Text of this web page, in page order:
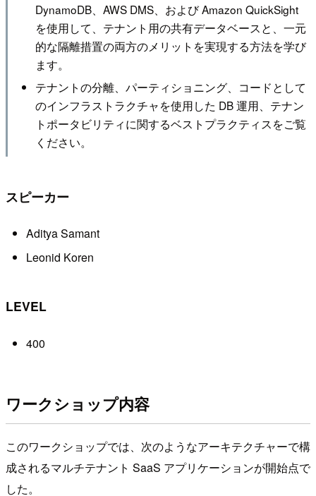
DynamoDB、AWS DMS、および Amazon QuickSight
を使用して、テナント用の共有データベースと、一元
的な隔離措置の両方のメリットを実現する方法を学び
ます。
テナントの分離、パーティショニング、コードとして
のインフラストラクチャを使用した DB 運用、テナン
トポータビリティに関するベストプラクティスをご覧
ください。
スピーカー
Aditya Samant
Leonid Koren
LEVEL
400
ワークショップ内容
このワークショップでは、次のようなアーキテクチャーで構
成されるマルチテナント SaaS アプリケーションが開始点で
した。